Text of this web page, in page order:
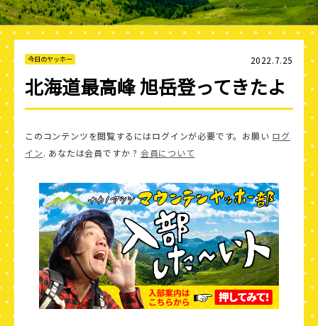
今日のヤッホー 2022.7.25
北海道最高峰 旭岳登ってきたよ
このコンテンツを閲覧するにはログインが必要です。お願い ログ
イン. あなたは会員ですか ? 会員について